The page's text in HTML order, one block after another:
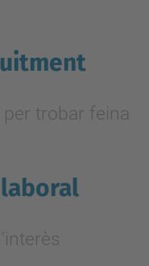
trobar feina